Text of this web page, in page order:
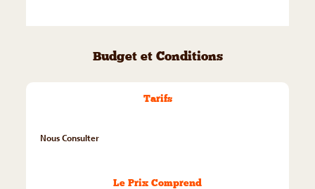
Budget et Conditions
Tarifs
Nous Consulter
Le Prix Comprend